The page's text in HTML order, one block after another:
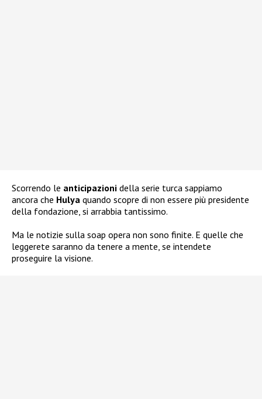
Scorrendo le anticipazioni della serie turca sappiamo
ancora che Hulya quando scopre di non essere più presidente
della fondazione, si arrabbia tantissimo.
Ma le notizie sulla soap opera non sono finite. E quelle che
leggerete saranno da tenere a mente, se intendete
proseguire la visione.